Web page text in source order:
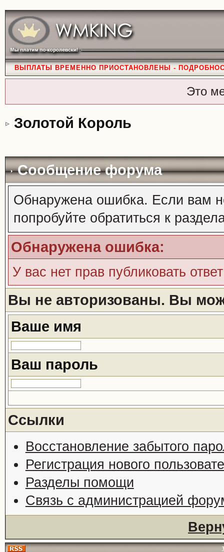
ВЫПЛАТЫ ВРЕМЕННО ПРИОСТАНОВЛЕНЫ -
Это
Золотой Король
Сообщение форума
Обнаружена ошибка. Если вам
попробуйте обратиться к
Обнаружена ошибка:
У вас нет прав публиковать
Вы не авторизованы. Вы
Ваше имя
Ваш пароль
Ссылки
Восстановление забытого
Регистрация нового
Разделы помощи
Связь с администрацией